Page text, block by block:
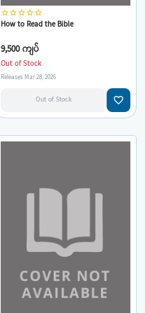
star_borderstar_borderstar_borderstar_borderstar_border
How to Read the Bible
9,500 ကျပ်
Out of Stock
Releases Mar 28, 2026
Out of Stock favorite_border